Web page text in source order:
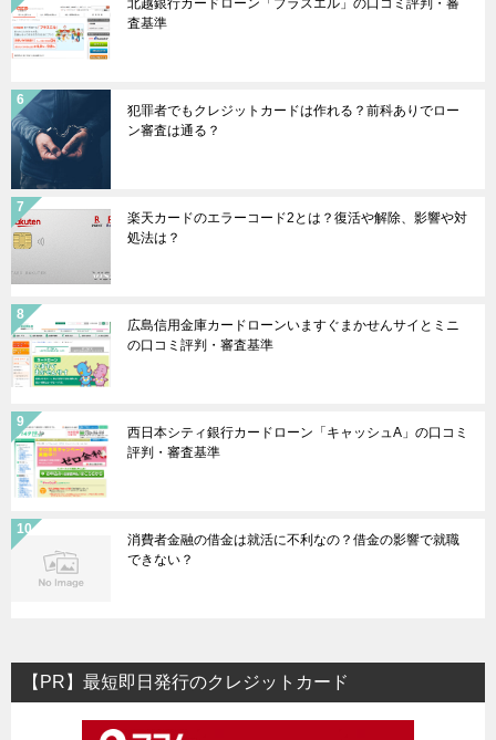
北越銀行カードローン「プラスエル」の口コミ評判・審
査基準
犯罪者でもクレジットカードは作れる？前科ありでロー
ン審査は通る？
楽天カードのエラーコード2とは？復活や解除、影響や対
処法は？
広島信用金庫カードローンいますぐまかせんサイとミニ
の口コミ評判・審査基準
西日本シティ銀行カードローン「キャッシュA」の口コミ
評判・審査基準
消費者金融の借金は就活に不利なの？借金の影響で就職
できない？
【PR】最短即日発行のクレジットカード